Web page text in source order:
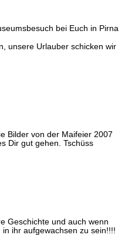
bei Euch in Pirna
unsere Urlauber schicken wir
Bilder von der Maifeier 2007
Dir gut gehen. Tschüss
Geschichte und auch wenn
ihr aufgewachsen zu sein!!!!